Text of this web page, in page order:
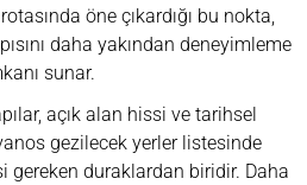
öne çıkardığı bu nokta,
daha yakından deneyimleme
sunar.
açık alan hissi ve tarihsel
gezilecek yerler listesinde
gereken duraklardan biridir. Daha